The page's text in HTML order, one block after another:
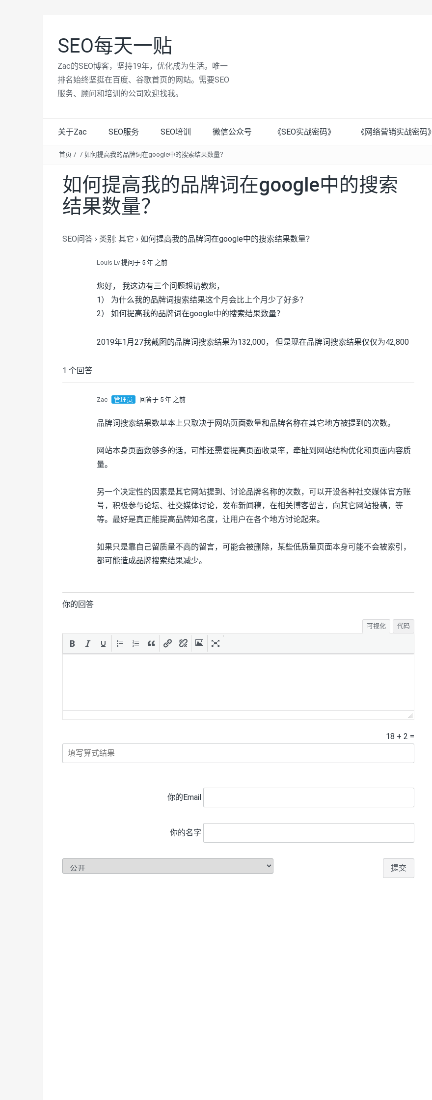
SEO每天一贴
Zac的SEO博客，坚持19年，优化成为生活。唯一
排名始终坚挺在百度、谷歌首页的网站。需要SEO
服务、顾问和培训的公司欢迎找我。
关于Zac SEO服务 SEO培训 微信公众号 《SEO实战密码》 《网络营销实战密码》
首页 / / 如何提高我的品牌词在google中的搜索结果数量？
如何提高我的品牌词在google中的搜索
结果数量？
SEO问答 › 类别: 其它 › 如何提高我的品牌词在google中的搜索结果数量？
Louis Lv 提问于 5 年 之前
您好， 我这边有三个问题想请教您，
1） 为什么我的品牌词搜索结果这个月会比上个月少了好多？
2） 如何提高我的品牌词在google中的搜索结果数量？
2019年1月27我截图的品牌词搜索结果为132,000， 但是现在品牌词搜索结果仅仅为42,800
1 个回答
Zac 管理员 回答于 5 年 之前
品牌词搜索结果数基本上只取决于网站页面数量和品牌名称在其它地方被提到的次数。
网站本身页面数够多的话，可能还需要提高页面收录率，牵扯到网站结构优化和页面内容质
量。
另一个决定性的因素是其它网站提到、讨论品牌名称的次数，可以开设各种社交媒体官方账
号，积极参与论坛、社交媒体讨论，发布新闻稿，在相关博客留言，向其它网站投稿，等
等。最好是真正能提高品牌知名度，让用户在各个地方讨论起来。
如果只是靠自己留质量不高的留言，可能会被删除，某些低质量页面本身可能不会被索引，
都可能造成品牌搜索结果减少。
你的回答
可视化 代码
18 + 2 =
你的Email
你的名字